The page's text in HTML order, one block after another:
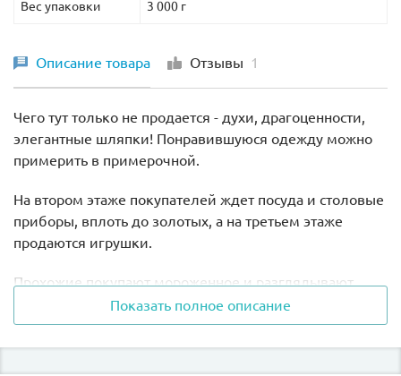
Вес упаковки 3 000 г
Описание товара Отзывы 1
Чего тут только не продается - духи, драгоценности,
элегантные шляпки! Понравившуюся одежду можно
примерить в примерочной.
На втором этаже покупателей ждет посуда и столовые
приборы, вплоть до золотых, а на третьем этаже
продаются игрушки.
Прохожие покупают мороженное и разглядывают
манекены в витринах. Мойщик окон следит за их
чистотой, а у входа в магазин благоухают клумбы.
Показать полное описание